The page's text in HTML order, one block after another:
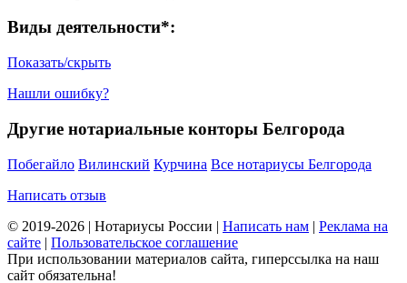
Виды деятельности*:
Показать/скрыть
Нашли ошибку?
Другие нотариальные конторы Белгорода
Побегайло Вилинский Курчина Все нотариусы Белгорода
Написать отзыв
© 2019-2026 | Нотариусы России | Написать нам | Реклама на
сайте | Пользовательское соглашение
При использовании материалов сайта, гиперссылка на наш
сайт обязательна!